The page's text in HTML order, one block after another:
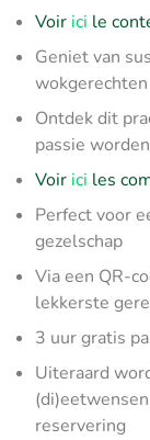
Voir ici le
Geniet van
wokgerechten
Ontdek dit
passie
Voir ici les
Perfect voor
gezelschap
Via een QR-
lekkerste
3 uur gratis
Uiteraard
reservering